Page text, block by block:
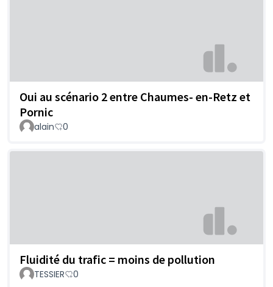
Oui au scénario 2 entre Chaumes- en-Retz et
Pornic
alain 0
Fluidité du trafic = moins de pollution
TESSIER 0